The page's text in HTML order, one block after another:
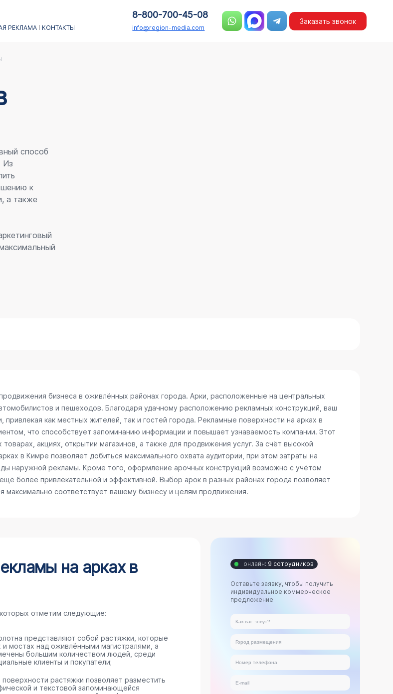
РЕКЛАМА КОНТАКТЫ
8-800-700-45-08
info@region-media.com
Заказать звонок
способ
Из
к
а также
бизнеса в оживлённых районах города. Арки, расположенные на центральных
и пешеходов. Благодаря удачному расположению рекламных конструкций, ваш
как местных жителей, так и гостей города. Рекламные поверхности на арках в
что способствует запоминанию информации и повышает узнаваемость компании. Этот
акциях, открытии магазинов, а также для продвижения услуг. За счёт высокой
в Кимре позволяет добиться максимального охвата аудитории, при этом затраты на
наружной рекламы. Кроме того, оформление арочных конструкций возможно с учётом
более привлекательной и эффективной. Выбор арок в разных районах города позволяет
максимально соответствует вашему бизнесу и целям продвижения.
на арках в
отметим следующие:
представляют собой растяжки, которые
мостах над оживлёнными магистралями, а
большим количеством людей, среди
клиенты и покупатели;
растяжки позволяет разместить
и текстовой запоминающейся
онлайн: 9 сотрудников
Оставьте заявку, чтобы получить
индивидуальное коммерческое
предложение